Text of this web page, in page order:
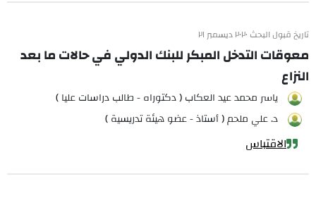
تاريخ قبول البحث ٢٠٢٠ ديسمبر ٢١
معوقات التدخل المبكر للبنك الدولي في حالات ما بعد
النزاع
ياسر محمد عيد العكاب ( دكتوراه - طالب دراسات عليا )
د. علي ملحم ( أستاذ - عضو هيئة تدريسية )
الاقتباس